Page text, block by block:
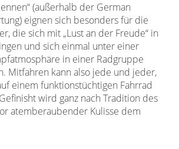
(außerhalb der German
eignen sich besonders für die
die sich mit „Lust an der Freude“ in
und sich einmal unter einer
in einer Radgruppe
Mitfahren kann also jede und jeder,
einem funktionstüchtigen Fahrrad
wird ganz nach Tradition des
atemberaubender Kulisse dem